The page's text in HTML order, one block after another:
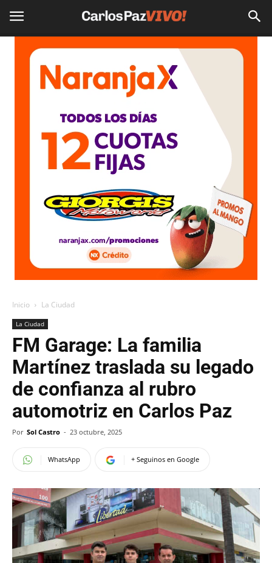
Inicio La Ciudad
La Ciudad
FM Garage: La familia
Martínez traslada su legado
de confianza al rubro
automotriz en Carlos Paz
Por Sol Castro - 23 octubre, 2025
WhatsApp + Seguinos en Google